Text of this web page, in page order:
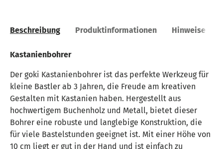
Beschreibung Produktinformationen Hinweise
Kastanienbohrer
Der goki Kastanienbohrer ist das perfekte Werkzeug für
kleine Bastler ab 3 Jahren, die Freude am kreativen
Gestalten mit Kastanien haben. Hergestellt aus
hochwertigem Buchenholz und Metall, bietet dieser
Bohrer eine robuste und langlebige Konstruktion, die
für viele Bastelstunden geeignet ist. Mit einer Höhe von
10 cm liegt er gut in der Hand und ist einfach zu